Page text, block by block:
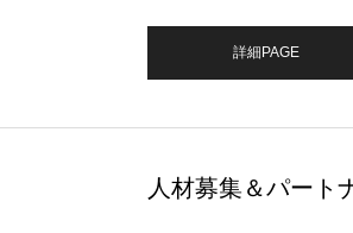
詳細PAGE
人材募集＆パート